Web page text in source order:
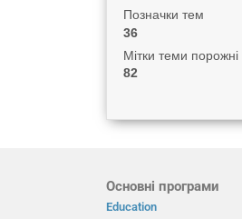
Позначки тем
36
Мітки теми порожні
82
Основні програми
Education